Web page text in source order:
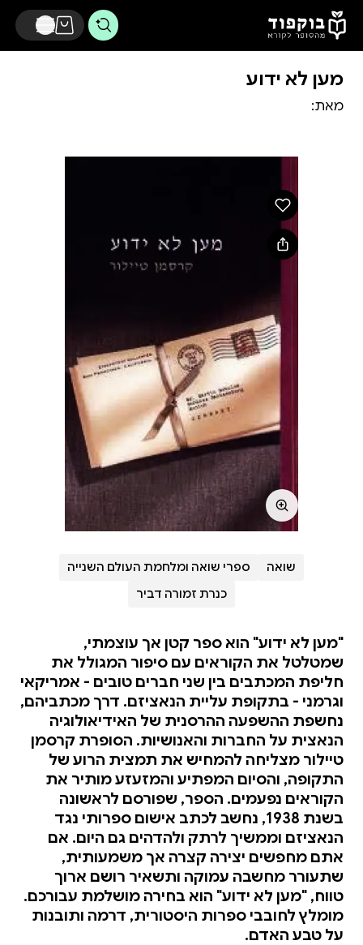
דלג לתוכן הראשי
מען לא ידוע
מאת:
שואה
ספרי שואה ומלחמת העולם השנייה
כנרת זמורה דביר
"מען לא ידוע" הוא ספר קטן אך עוצמתי,
שמטלטל את הקוראים עם סיפור המגולל את
חליפת המכתבים בין שני חברים טובים - אמריקאי
וגרמני - בתקופת עליית הנאציזם. דרך מכתביהם,
נחשפת ההשפעה ההרסנית של האידיאולוגיה
הנאצית על החברות והאנושיות. הסופרת קרסמן
טיילור מצליחה להמחיש את תמצית הרוע של
התקופה, והסיום המפתיע והמזעזע מותיר את
הקוראים נפעמים. הספר, שפורסם לראשונה
בשנת 1938, נחשב לכתב אישום ספרותי נגד
הנאציזם וממשיך לרתק ולהדהים גם היום. אם
אתם מחפשים יצירה קצרה אך משמעותית,
שתעורר מחשבה עמוקה ותשאיר רושם ארוך
טווח, "מען לא ידוע" הוא בחירה מושלמת עבורכם.
מומלץ לחובבי ספרות היסטורית, דרמה ותובנות
על טבע האדם.